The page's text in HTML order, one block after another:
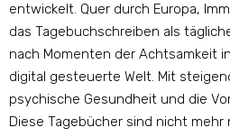
entwickelt. Quer durch Europa,
das Tagebuchschreiben als
nach Momenten der Achtsamkeit
digital gesteuerte Welt. Mit
psychische Gesundheit und die
Diese Tagebücher sind nicht mehr